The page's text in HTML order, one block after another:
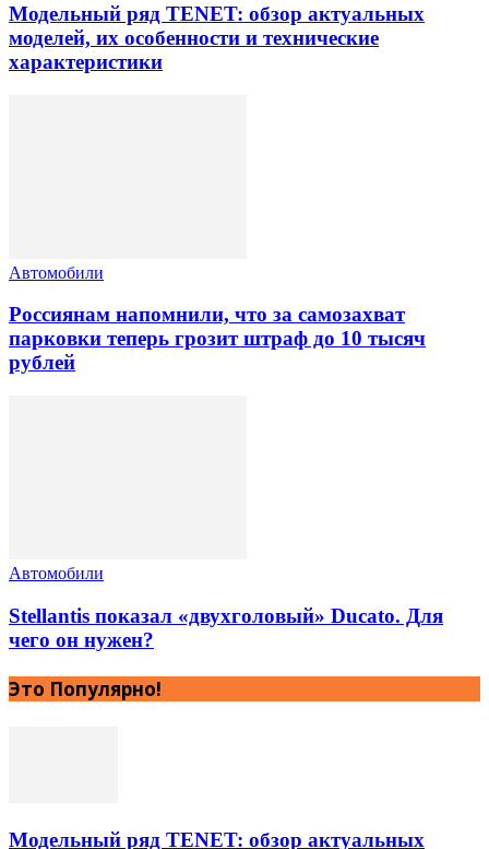
Модельный ряд TENET: обзор актуальных
моделей, их особенности и технические
характеристики
Автомобили
Россиянам напомнили, что за самозахват
парковки теперь грозит штраф до 10 тысяч
рублей
Автомобили
Stellantis показал «двухголовый» Ducato. Для
чего он нужен?
Это Популярно!
Модельный ряд TENET: обзор актуальных